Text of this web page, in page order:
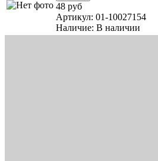
48 руб
Артикул: 01-10027154
Наличие: В наличии